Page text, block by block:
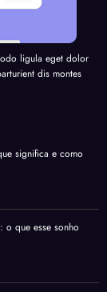
ligula eget dolor
dis montes
significa e como
o que esse sonho